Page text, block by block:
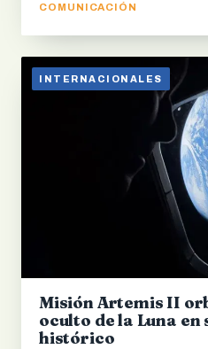
COMUNICACIÓN
INTERNACIONALES
Misión Artemis II
oculto de la Luna en
histórico